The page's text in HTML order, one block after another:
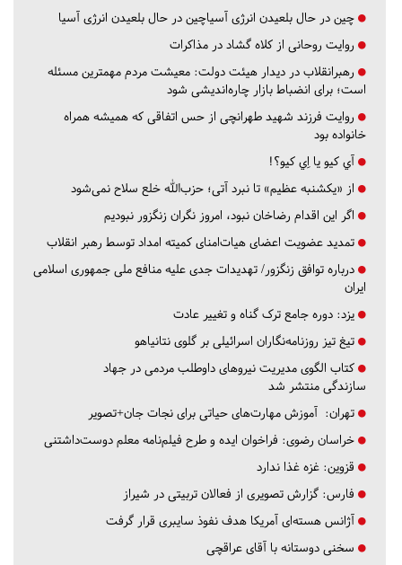
چین در حال بلعیدن انرژی آسیاچین در حال بلعیدن انرژی آسیا
روایت روحانی از کلاه گشاد در مذاکرات
رهبرانقلاب در دیدار هیئت دولت: معیشت مردم مهمترین مسئله
است؛ برای انضباط بازار چاره‌اندیشی شود
روایت فرزند شهید طهرانچی از حس اتفاقی که همیشه همراه
خانواده بود
آي كيو يا اِي كيو؟!
از «یکشنبه عظیم» تا نبرد آتی؛ حزب‌الله خلع سلاح نمی‌شود
اگر این اقدام رضاخان نبود، امروز نگران زنگزور نبودیم
تمدید عضویت اعضای هیات‌امنای کمیته امداد توسط رهبر انقلاب
درباره توافق زنگزور/ تهدیدات جدی علیه منافع ملی جمهوری اسلامی
ایران
یزد: دوره جامع ترک گناه و تغییر عادت
تیغ تیز روزنامه‌نگاران اسرائیلی بر گلوی نتانیاهو
کتاب الگوی مدیریت نیروهای داوطلب مردمی در جهاد
سازندگی منتشر شد
تهران: آموزش مهارت‌های حیاتی برای نجات جان+تصویر
خراسان رضوی: فراخوان ایده و طرح فیلم‌نامه معلم دوست‌داشتنی
قزوین: غزه غذا ندارد
فارس: گزارش تصویری از فعالان تربیتی در شیراز
آژانس هسته‌ای آمریکا هدف نفوذ سایبری قرار گرفت
سخنی دوستانه با آقای عراقچی